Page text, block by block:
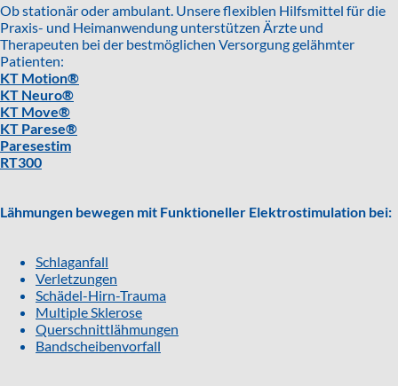
Ob stationär oder ambulant. Unsere flexiblen Hilfsmittel für die
Praxis- und Heimanwendung unterstützen Ärzte und
Therapeuten bei der bestmöglichen Versorgung gelähmter
Patienten:
KT Motion®
KT Neuro®
KT Move®
KT Parese®
Paresestim
RT300
Lähmungen bewegen mit Funktioneller Elektrostimulation bei:
Schlaganfall
Verletzungen
Schädel-Hirn-Trauma
Multiple Sklerose
Querschnittlähmungen
Bandscheibenvorfall